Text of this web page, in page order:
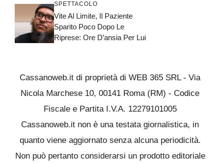
SPETTACOLO
Vite Al Limite, Il Paziente
Sparito Poco Dopo Le
Riprese: Ore D’ansia Per Lui
Cassanoweb.it di proprietà di WEB 365 SRL - Via
Nicola Marchese 10, 00141 Roma (RM) - Codice
Fiscale e Partita I.V.A. 12279101005
Cassanoweb.it non è una testata giornalistica, in
quanto viene aggiornato senza alcuna periodicità.
Non può pertanto considerarsi un prodotto editoriale